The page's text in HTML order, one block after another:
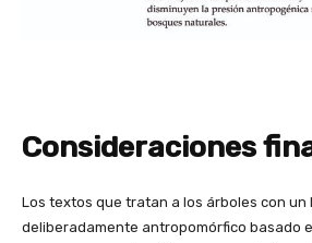
Consideraciones
Los textos que tratan a los árboles con un
deliberadamente antropomórfico basado